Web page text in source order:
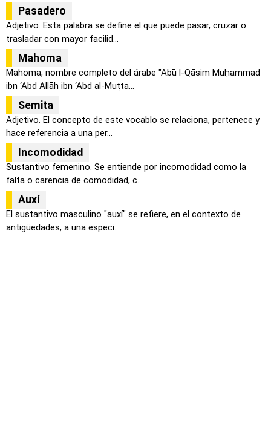
Pasadero
Adjetivo. Esta palabra se define el que puede pasar, cruzar o
trasladar con mayor facilid...
Mahoma
Mahoma, nombre completo del árabe "Abū l-Qāsim Muḥammad
ibn ‘Abd Allāh ibn ‘Abd al-Muṭṭa...
Semita
Adjetivo. El concepto de este vocablo se relaciona, pertenece y
hace referencia a una per...
Incomodidad
Sustantivo femenino. Se entiende por incomodidad como la
falta o carencia de comodidad, c...
Auxí
El sustantivo masculino "auxí" se refiere, en el contexto de
antigüedades, a una especi...